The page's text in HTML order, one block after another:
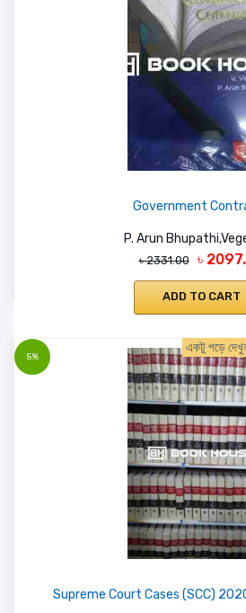
Government
P. Arun
৳ 2331.00 ৳
ADD TO CART
5%
একটু পড়ে
Supreme Court Cases (SCC)